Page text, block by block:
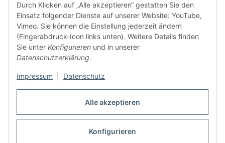
Alle akzeptieren
Konfigurieren
Durch Klicken auf „Alle akzeptieren“ gestatten Sie den
Einsatz folgender Dienste auf unserer Website: YouTube,
Vimeo. Sie können die Einstellung jederzeit ändern
(Fingerabdruck-Icon links unten). Weitere Details finden
Sie unter Konfigurieren und in unserer
Datenschutzerklärung.
Impressum Datenschutz
Auspuff Hotline unter:
02303 – 983 77 27